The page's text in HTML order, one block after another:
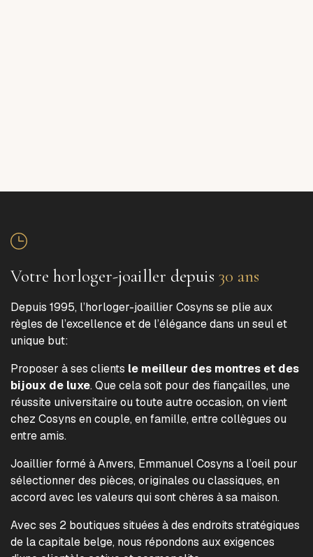
Votre horloger-joailler depuis 30 ans
Depuis 1995, l’horloger-joaillier Cosyns se plie aux
règles de l’excellence et de l’élégance dans un seul et
unique but:
Proposer à ses clients le meilleur des montres et des
bijoux de luxe. Que cela soit pour des fiançailles, une
réussite universitaire ou toute autre occasion, on vient
chez Cosyns en couple, en famille, entre collègues ou
entre amis.
Joaillier formé à Anvers, Emmanuel Cosyns a l’oeil pour
sélectionner des pièces, originales ou classiques, en
accord avec les valeurs qui sont chères à sa maison.
Avec ses 2 boutiques situées à des endroits stratégiques
de la capitale belge, nous répondons aux exigences